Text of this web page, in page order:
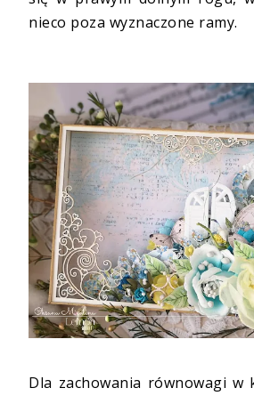
nieco poza wyznaczone ramy.
Dla zachowania równowagi w